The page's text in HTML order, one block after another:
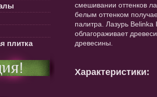
плитка
смешивании оттенков
белым оттенком
палитра. Лазурь
облагораживает
древесины.
Характеристики: